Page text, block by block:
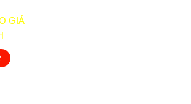
GIÁ